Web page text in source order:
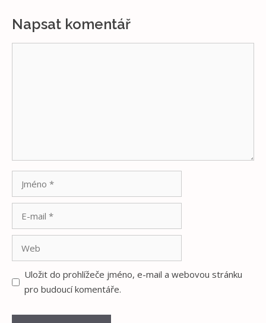
Napsat komentář
Uložit do prohlížeče jméno, e-mail a webovou stránku
pro budoucí komentáře.